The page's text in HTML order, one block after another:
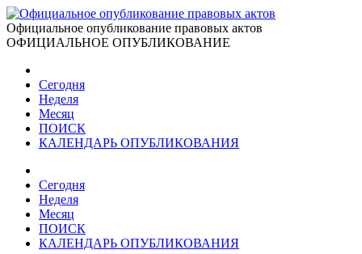
Официальное опубликование правовых актов
ОФИЦИАЛЬНОЕ ОПУБЛИКОВАНИЕ
Сегодня
Неделя
Месяц
ПОИСК
КАЛЕНДАРЬ ОПУБЛИКОВАНИЯ
Сегодня
Неделя
Месяц
ПОИСК
КАЛЕНДАРЬ ОПУБЛИКОВАНИЯ